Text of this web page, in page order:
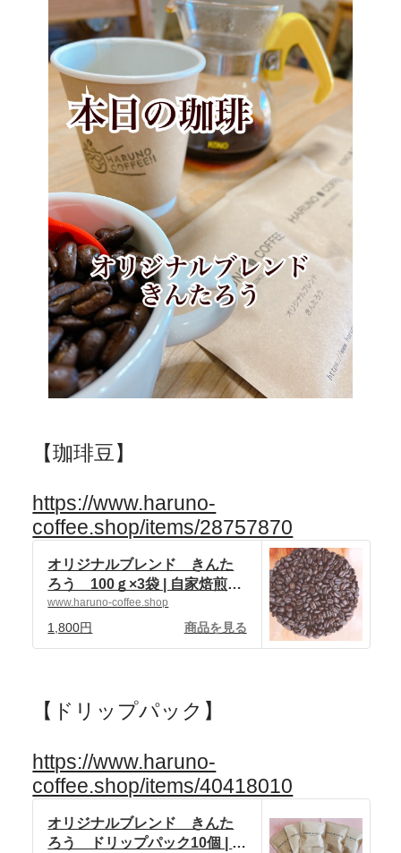
【珈琲豆】
https://www.haruno-
coffee.shop/items/28757870
オリジナルブレンド きんた
ろう 100ｇ×3袋 | 自家焙煎珈
琲 ハルノ珈琲 powered by
BASE
www.haruno-coffee.shop
1,800円 商品を見る
【ドリップパック】
https://www.haruno-
coffee.shop/items/40418010
オリジナルブレンド きんた
ろう ドリップパック10個 | 自